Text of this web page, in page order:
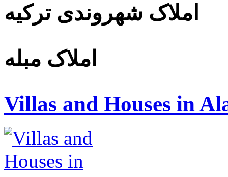
املاک شهروندی ترکیه
املاک مبله
Villas and Houses in